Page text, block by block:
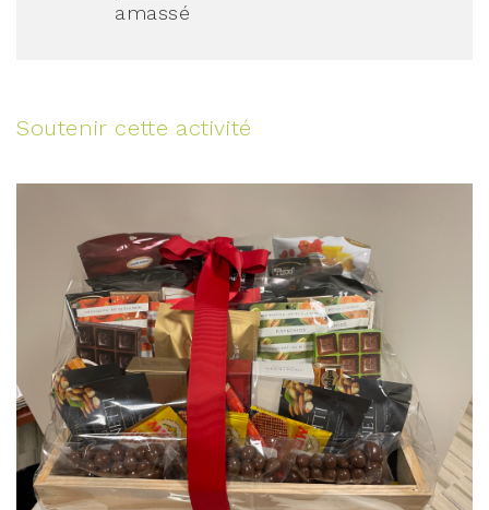
amassé
Soutenir cette activité